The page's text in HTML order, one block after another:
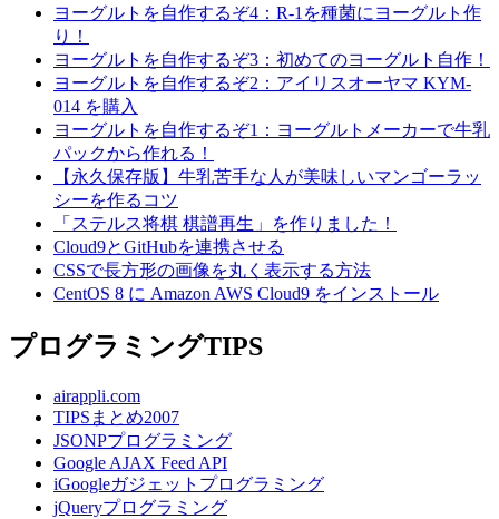
ヨーグルトを自作するぞ4：R-1を種菌にヨーグルト作
り！
ヨーグルトを自作するぞ3：初めてのヨーグルト自作！
ヨーグルトを自作するぞ2：アイリスオーヤマ KYM-
014 を購入
ヨーグルトを自作するぞ1：ヨーグルトメーカーで牛乳
パックから作れる！
【永久保存版】牛乳苦手な人が美味しいマンゴーラッ
シーを作るコツ
「ステルス将棋 棋譜再生」を作りました！
Cloud9とGitHubを連携させる
CSSで長方形の画像を丸く表示する方法
CentOS 8 に Amazon AWS Cloud9 をインストール
プログラミングTIPS
airappli.com
TIPSまとめ2007
JSONPプログラミング
Google AJAX Feed API
iGoogleガジェットプログラミング
jQueryプログラミング